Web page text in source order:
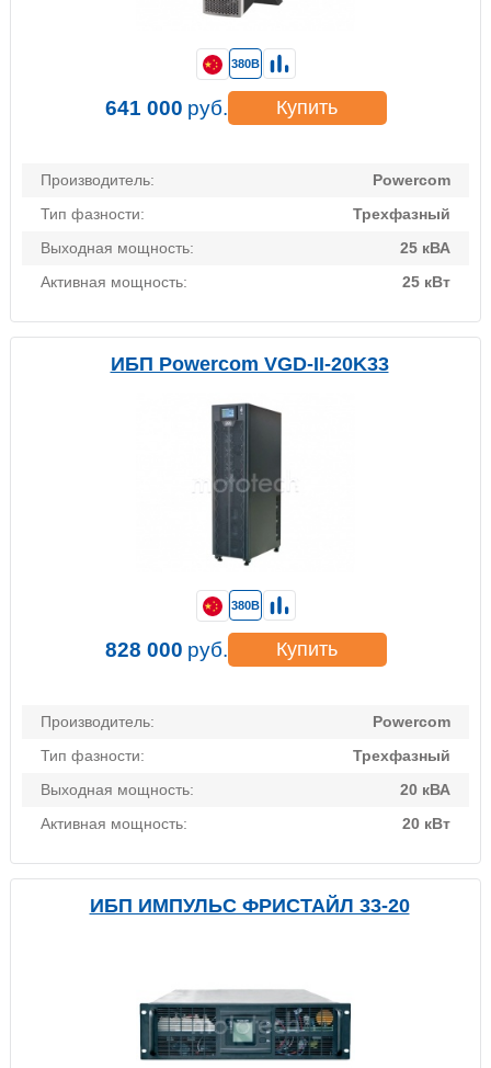
Производитель:
Powercom
Тип фазности:
Трехфазный
Выходная мощность:
25 кВА
Активная мощность:
25 кВт
380В
641 000 руб. Купить
ИБП Powercom VGD-II-20K33
Производитель:
Powercom
Тип фазности:
Трехфазный
Выходная мощность:
20 кВА
Активная мощность:
20 кВт
380В
828 000 руб. Купить
ИБП ИМПУЛЬС ФРИСТАЙЛ 33-20